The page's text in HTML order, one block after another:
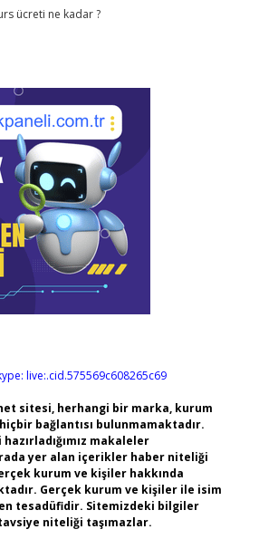
ücreti ne kadar ?
live:.cid.575569c608265c69
sitesi, herhangi bir marka, kurum
bağlantısı bulunmamaktadır.
makaleler
yer alan içerikler haber niteliği
kurum ve kişiler hakkında
Gerçek kurum ve kişiler ile isim
tesadüfidir. Sitemizdeki bilgiler
niteliği taşımazlar.